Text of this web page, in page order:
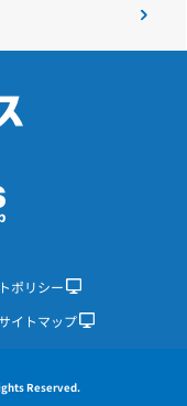
ポリシー
イトマップ
Reserved.